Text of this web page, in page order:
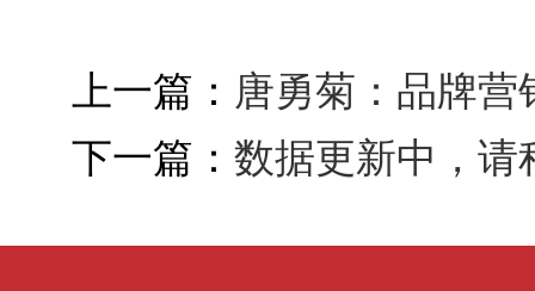
上一篇： 唐勇菊：品牌营
下一篇： 数据更新中，请